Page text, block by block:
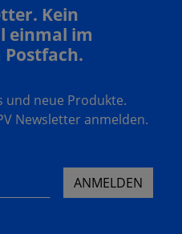
Kein
einmal im
und neue Produkte.
Newsletter anmelden.
ANMELDEN